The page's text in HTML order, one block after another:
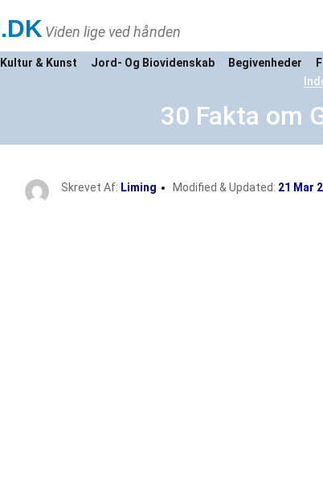
.DK Viden lige ved hånden
Kultur & Kunst Jord- Og Biovidenskab Begivenheder
30 Fakta om
Skrevet Af: Liming Modified & Updated: 21 Mar